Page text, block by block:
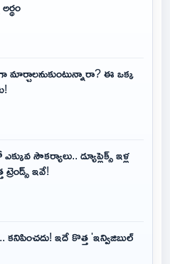
మార్చాలనుకుంటున్నారా? ఈ ఒక్క
సౌకర్యాలు.. డ్యూప్లెక్స్ ఇళ్ల
ఇవే!
ఇదే కొత్త 'ఇన్విజిబుల్